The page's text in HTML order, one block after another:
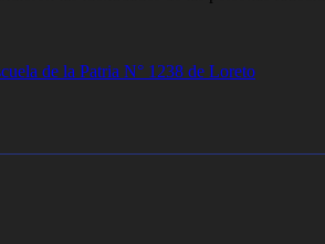
de la Patria N° 1238 de Loreto